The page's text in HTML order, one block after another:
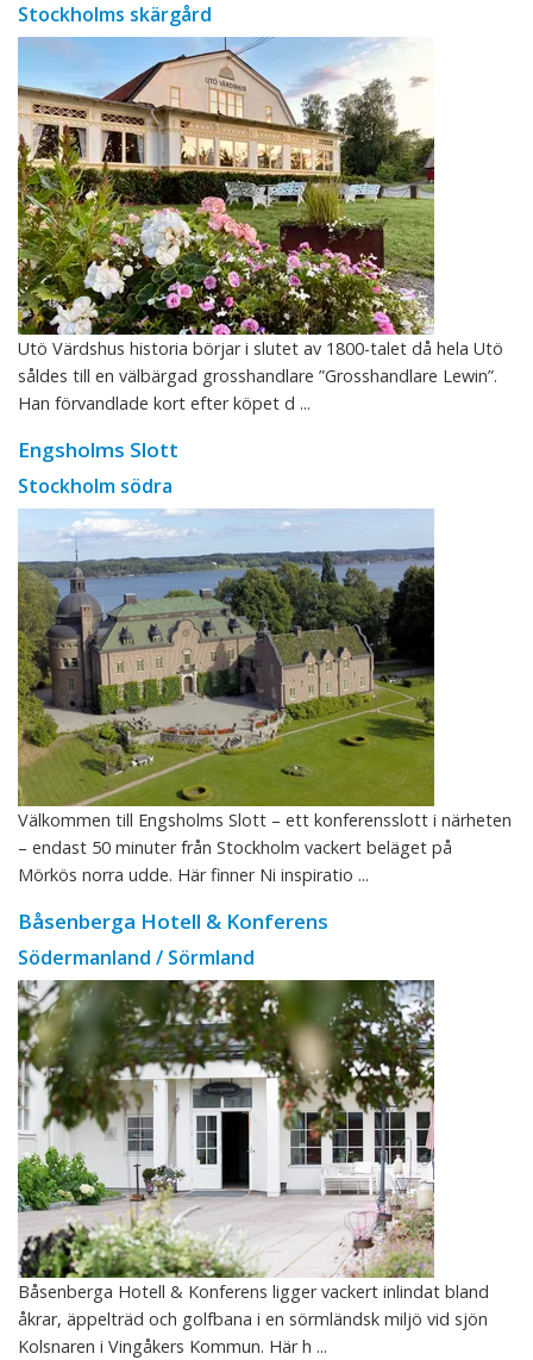
Stockholms skärgård
Utö Värdshus historia börjar i slutet av 1800-talet då hela Utö
såldes till en välbärgad grosshandlare ”Grosshandlare Lewin”.
Han förvandlade kort efter köpet d ...
Engsholms Slott
Stockholm södra
Välkommen till Engsholms Slott – ett konferensslott i närheten
– endast 50 minuter från Stockholm vackert beläget på
Mörkös norra udde. Här finner Ni inspiratio ...
Båsenberga Hotell & Konferens
Södermanland / Sörmland
Båsenberga Hotell & Konferens ligger vackert inlindat bland
åkrar, äppelträd och golfbana i en sörmländsk miljö vid sjön
Kolsnaren i Vingåkers Kommun. Här h ...